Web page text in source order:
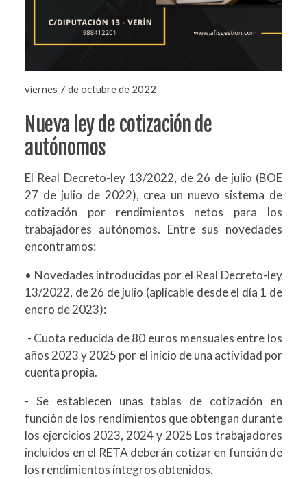
viernes 7 de octubre de 2022
Nueva ley de cotización de
autónomos
El Real Decreto-ley 13/2022, de 26 de julio (BOE
27 de julio de 2022), crea un nuevo sistema de
cotización por rendimientos netos para los
trabajadores autónomos. Entre sus novedades
encontramos:
• Novedades introducidas por el Real Decreto-ley
13/2022, de 26 de julio (aplicable desde el día 1 de
enero de 2023):
- Cuota reducida de 80 euros mensuales entre los
años 2023 y 2025 por el inicio de una actividad por
cuenta propia.
- Se establecen unas tablas de cotización en
función de los rendimientos que obtengan durante
los ejercicios 2023, 2024 y 2025 Los trabajadores
incluidos en el RETA deberán cotizar en función de
los rendimientos íntegros obtenidos.